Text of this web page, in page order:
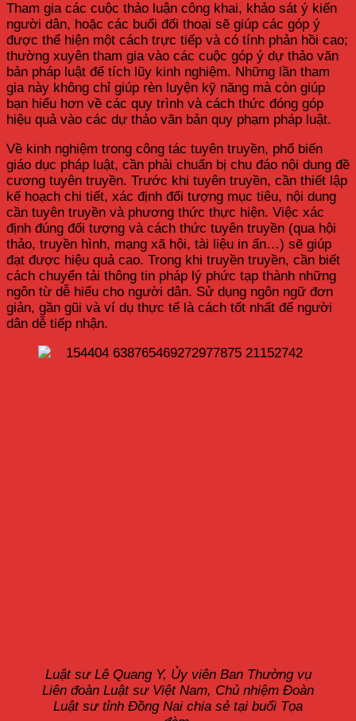
Tham gia các cuộc thảo luận công khai, khảo sát ý kiến
người dân, hoặc các buổi đối thoại sẽ giúp các góp ý
được thể hiện một cách trực tiếp và có tính phản hồi cao;
thường xuyên tham gia vào các cuộc góp ý dự thảo văn
bản pháp luật để tích lũy kinh nghiệm. Những lần tham
gia này không chỉ giúp rèn luyện kỹ năng mà còn giúp
bạn hiểu hơn về các quy trình và cách thức đóng góp
hiệu quả vào các dự thảo văn bản quy phạm pháp luật.
Về kinh nghiệm trong công tác tuyên truyền, phổ biến
giáo dục pháp luật, cần phải chuẩn bị chu đáo nội dung đề
cương tuyên truyền. Trước khi tuyên truyền, cần thiết lập
kế hoạch chi tiết, xác định đối tượng mục tiêu, nội dung
cần tuyên truyền và phương thức thực hiện. Việc xác
định đúng đối tượng và cách thức tuyên truyền (qua hội
thảo, truyền hình, mạng xã hội, tài liệu in ấn…) sẽ giúp
đạt được hiệu quả cao. Trong khi truyền truyền, cần biết
cách chuyển tải thông tin pháp lý phức tạp thành những
ngôn từ dễ hiểu cho người dân. Sử dụng ngôn ngữ đơn
giản, gần gũi và ví dụ thực tế là cách tốt nhất để người
dân dễ tiếp nhận.
Luật sư Lê Quang Y, Ủy viên Ban Thường vụ
Liên đoàn Luật sư Việt Nam, Chủ nhiệm Đoàn
Luật sư tỉnh Đồng Nai chia sẻ tại buổi Tọa